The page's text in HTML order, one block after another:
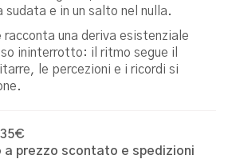
sudata e in un salto nel nulla.
racconta una deriva esistenziale
ininterrotto: il ritmo segue il
le percezioni e i ricordi si
prezzo scontato e spedizioni